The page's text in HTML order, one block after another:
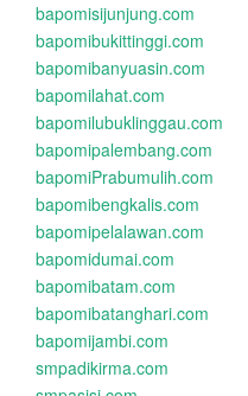
bapomisijunjung.com
bapomibukittinggi.com
bapomibanyuasin.com
bapomilahat.com
bapomilubuklinggau.com
bapomipalembang.com
bapomiPrabumulih.com
bapomibengkalis.com
bapomipelalawan.com
bapomidumai.com
bapomibatam.com
bapomibatanghari.com
bapomijambi.com
smpadikirma.com